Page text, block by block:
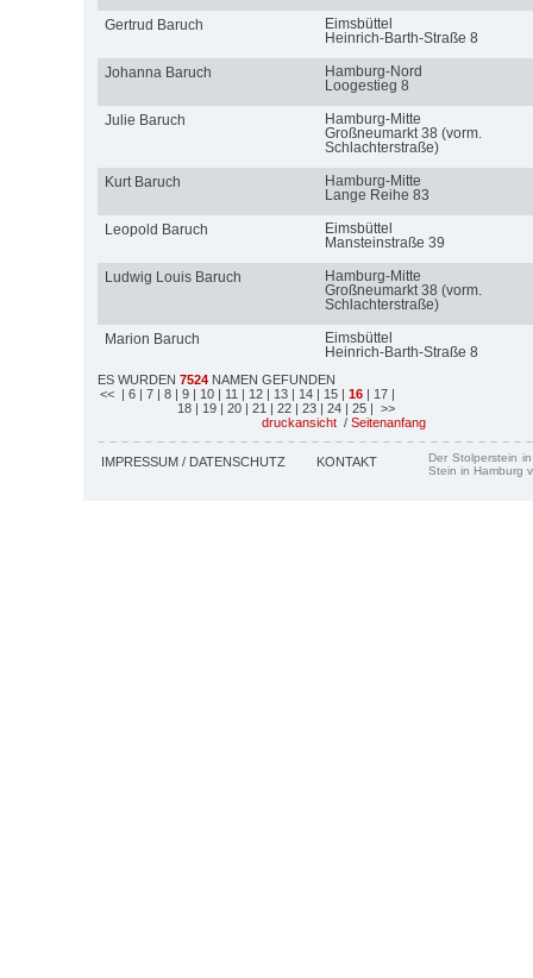
Gertrud Baruch
Eimsbüttel
Heinrich-Barth-Straße 8
Johanna Baruch
Hamburg-Nord
Loogestieg 8
Julie Baruch
Hamburg-Mitte
Großneumarkt 38 (vorm.
Schlachterstraße)
Kurt Baruch
Hamburg-Mitte
Lange Reihe 83
Leopold Baruch
Eimsbüttel
Mansteinstraße 39
Ludwig Louis Baruch
Hamburg-Mitte
Großneumarkt 38 (vorm.
Schlachterstraße)
Marion Baruch
Eimsbüttel
Heinrich-Barth-Straße 8
ES WURDEN 7524 NAMEN GEFUNDEN
<< | 6 | 7 | 8 | 9 | 10 | 11 | 12 | 13 | 14 | 15 | 16 | 17 |
18 | 19 | 20 | 21 | 22 | 23 | 24 | 25 | >>
druckansicht / Seitenanfang
IMPRESSUM / DATENSCHUTZ KONTAKT
Der Stolperstein
Stein in Hamburg